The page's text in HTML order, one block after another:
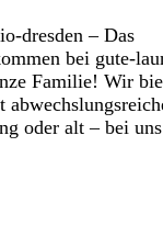
dresden – Das
bei gute-
Familie! Wir
oder alt – bei uns